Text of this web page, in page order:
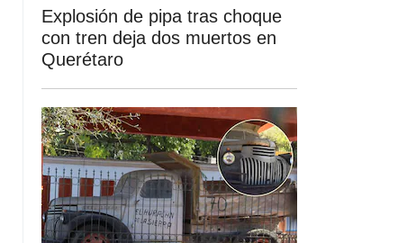
Explosión de pipa tras choque
con tren deja dos muertos en
Querétaro